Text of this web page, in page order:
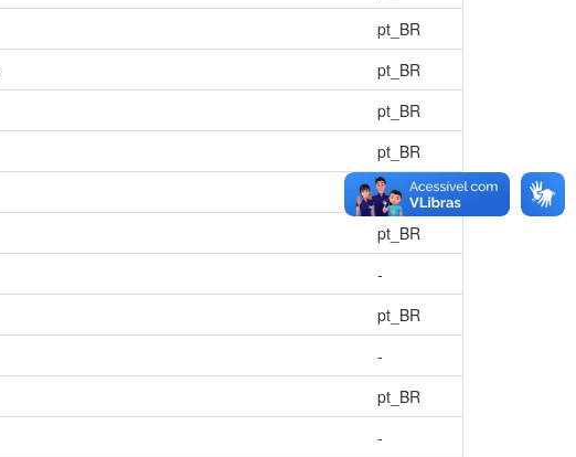
pt_BR
pt_BR
pt_BR
pt_BR
-
pt_BR
-
pt_BR
-
pt_BR
-